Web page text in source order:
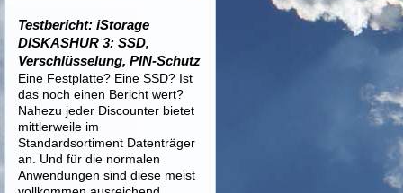
Testbericht: iStorage
DISKASHUR 3: SSD,
Verschlüsselung, PIN-Schutz
Eine Festplatte? Eine SSD? Ist
das noch einen Bericht wert?
Nahezu jeder Discounter bietet
mittlerweile im
Standardsortiment Datenträger
an. Und für die normalen
Anwendungen sind diese meist